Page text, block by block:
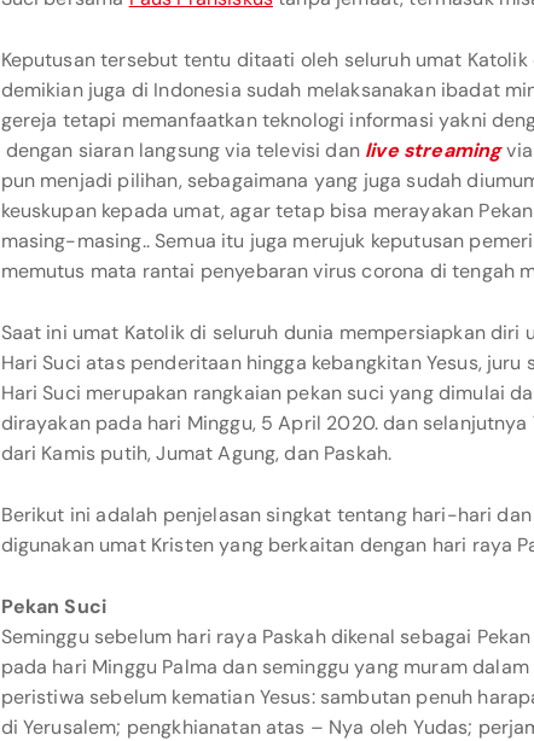
Keputusan tersebut tentu ditaati oleh seluruh umat
demikian juga di Indonesia sudah melaksanakan ibadat
gereja tetapi memanfaatkan teknologi informasi yakni
dengan siaran langsung via televisi dan live streaming
pun menjadi pilihan, sebagaimana yang juga sudah
keuskupan kepada umat, agar tetap bisa merayakan
masing-masing.. Semua itu juga merujuk keputusan
memutus mata rantai penyebaran virus corona di tengah
Saat ini umat Katolik di seluruh dunia mempersiapkan diri
Hari Suci atas penderitaan hingga kebangkitan Yesus, juru
Hari Suci merupakan rangkaian pekan suci yang dimulai
dirayakan pada hari Minggu, 5 April 2020. dan selanjutnya
dari Kamis putih, Jumat Agung, dan Paskah.
Berikut ini adalah penjelasan singkat tentang hari-hari
digunakan umat Kristen yang berkaitan dengan hari raya
Pekan Suci
Seminggu sebelum hari raya Paskah dikenal sebagai
pada hari Minggu Palma dan seminggu yang muram
peristiwa sebelum kematian Yesus: sambutan penuh
di Yerusalem; pengkhianatan atas – Nya oleh Yudas;